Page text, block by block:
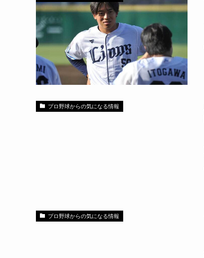
プロ野球からの気になる情報
プロ野球からの気になる情報